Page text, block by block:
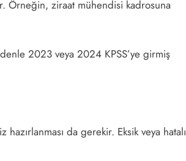
Örneğin, ziraat mühendisi kadrosuna
2023 veya 2024 KPSS’ye girmiş
da gerekir. Eksik veya hatalı